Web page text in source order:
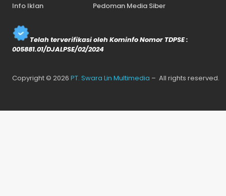
Info Iklan
Pedoman Media Siber
Telah terverifikasi oleh Kominfo Nomor TDPSE :
005881.01/DJALPSE/02/2024
Copyright © 2026 PT. Swara Lin Multimedia – All rights reserved.